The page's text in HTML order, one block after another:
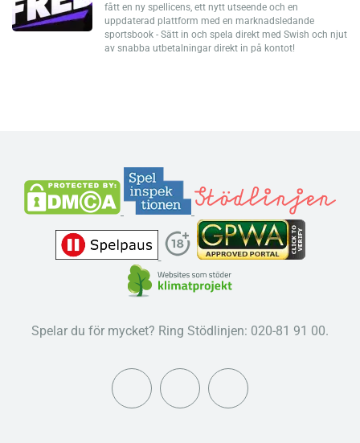
fått en ny spellicens, ett nytt utseende och en
uppdaterad plattform med en marknadsledande
sportsbook - Sätt in och spela direkt med Swish och njut
av snabba utbetalningar direkt in på kontot!
Spelar du för mycket? Ring Stödlinjen: 020-81 91 00.